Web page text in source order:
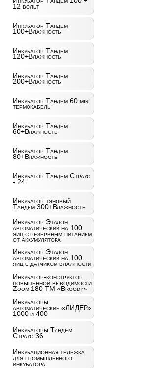
12 вольт
Инкубатор Тандем
100+Влажность
Инкубатор Тандем
120+Влажность
Инкубатор Тандем
200+Влажность
Инкубатор Тандем 60 mini
термокабель
Инкубатор Тандем
60+Влажность
Инкубатор Тандем
80+Влажность
Инкубатор Тандем Страус
- 24
Инкубатор тэновый
Тандем 300+Влажность
Инкубатор Эталон
автоматический на 100
яиц c резервным питанием
от аккумулятора
Инкубатор Эталон
автоматический на 100
яиц с датчиком влажности
Инкубатор-конструктор
повышенной выводимости
Zoom 180 ТМ «Broody»
Инкубаторы
автоматические «ЛИДЕР»
1000 и 400
Инкубаторы Тандем
Страус 36
Инкубационная тележка
для промышленного
инкубатора